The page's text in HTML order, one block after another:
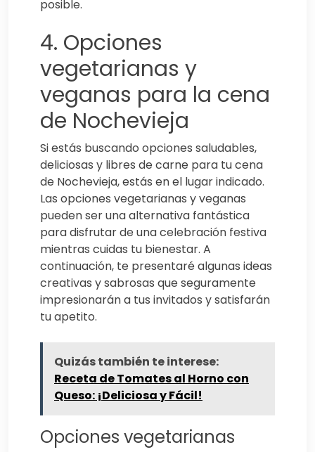
posible.
4. Opciones
vegetarianas y
veganas para la cena
de Nochevieja
Si estás buscando opciones saludables,
deliciosas y libres de carne para tu cena
de Nochevieja, estás en el lugar indicado.
Las opciones vegetarianas y veganas
pueden ser una alternativa fantástica
para disfrutar de una celebración festiva
mientras cuidas tu bienestar. A
continuación, te presentaré algunas ideas
creativas y sabrosas que seguramente
impresionarán a tus invitados y satisfarán
tu apetito.
Quizás también te interese:
Receta de Tomates al Horno con
Queso: ¡Deliciosa y Fácil!
Opciones vegetarianas